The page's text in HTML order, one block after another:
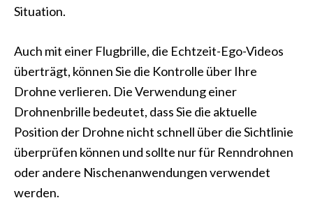
Situation.
Auch mit einer Flugbrille, die Echtzeit-Ego-Videos
überträgt, können Sie die Kontrolle über Ihre
Drohne verlieren. Die Verwendung einer
Drohnenbrille bedeutet, dass Sie die aktuelle
Position der Drohne nicht schnell über die Sichtlinie
überprüfen können und sollte nur für Renndrohnen
oder andere Nischenanwendungen verwendet
werden.